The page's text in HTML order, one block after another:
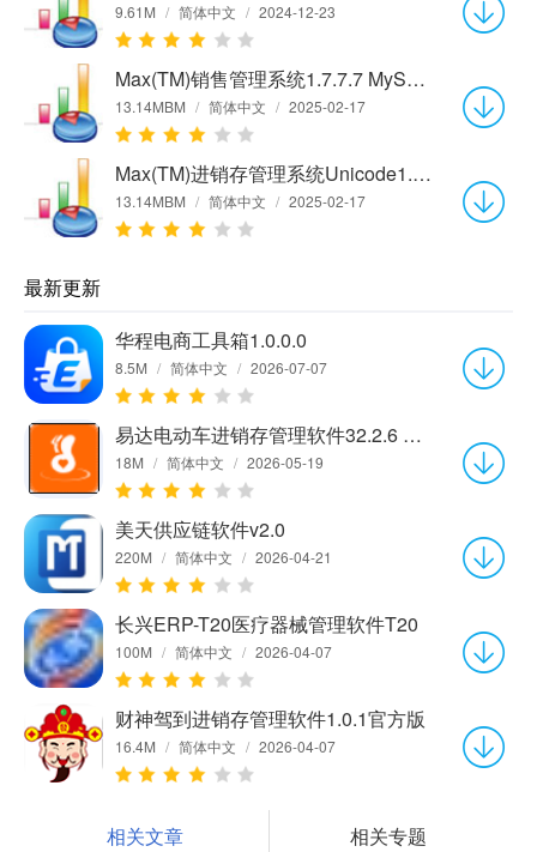
9.61M / 简体中文 / 2024-12-23
Max(TM)销售管理系统1.7.7.7 MySQL网络版
13.14MBM / 简体中文 / 2025-02-17
Max(TM)进销存管理系统Unicode1.7.7.1 MySQL网络版
13.14MBM / 简体中文 / 2025-02-17
最新更新
华程电商工具箱1.0.0.0
8.5M / 简体中文 / 2026-07-07
易达电动车进销存管理软件32.2.6 官方版
18M / 简体中文 / 2026-05-19
美天供应链软件v2.0
220M / 简体中文 / 2026-04-21
长兴ERP-T20医疗器械管理软件T20
100M / 简体中文 / 2026-04-07
财神驾到进销存管理软件1.0.1官方版
16.4M / 简体中文 / 2026-04-07
相关文章 相关专题